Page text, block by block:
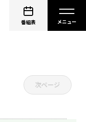
番組表
次ページ